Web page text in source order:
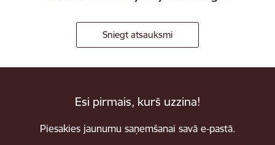
Sniegt atsauksmi
Esi pirmais, kurš uzzina!
Piesakies jaunumu saņemšanai savā e-pastā.